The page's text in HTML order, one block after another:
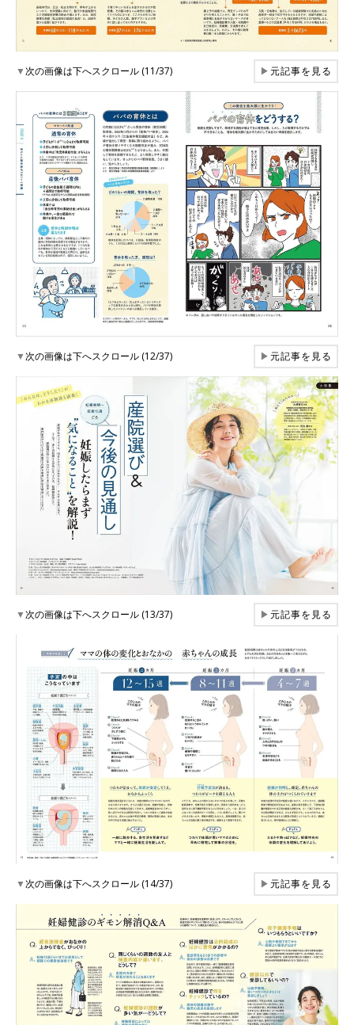
▼次の画像は下へスクロール (11/37) ▶元記事を見る
▼次の画像は下へスクロール (12/37) ▶元記事を見る
▼次の画像は下へスクロール (13/37) ▶元記事を見る
▼次の画像は下へスクロール (14/37) ▶元記事を見る